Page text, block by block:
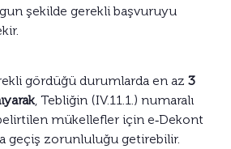
şekilde gerekli başvuruyu
gördüğü durumlarda en az 3
, Tebliğin (IV.11.1.) numaralı
mükellefler için e‑Dekont
geçiş zorunluluğu getirebilir.